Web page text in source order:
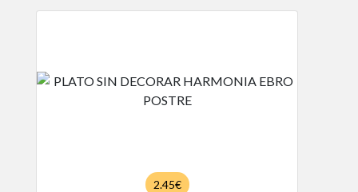
2.45€